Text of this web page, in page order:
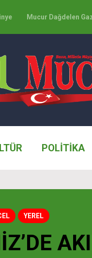
Mucur Dağdelen
POLİTİKA
YEREL